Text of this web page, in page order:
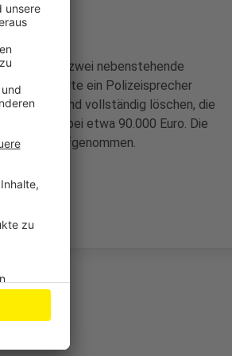
auf zwei nebenstehende
bestätigte ein Polizeisprecher
den Brand vollständig löschen, die
bei etwa 90.000 Euro. Die
aufgenommen.